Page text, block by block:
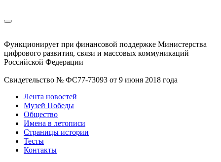
Функционирует при финансовой поддержке Министерства
цифрового развития, связи и массовых коммуникаций
Российской Федерации
Свидетельство № ФС77-73093 от 9 июня 2018 года
Лента новостей
Музей Победы
Общество
Имена в летописи
Страницы истории
Тесты
Контакты